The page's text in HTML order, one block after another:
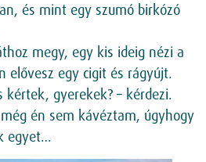
és mint egy szumó birkózó
megy, egy kis ideig nézi a
elővesz egy cigit és rágyújt.
kértek, gyerekek? – kérdezi.
én sem kávéztam, úgyhogy
egyet…